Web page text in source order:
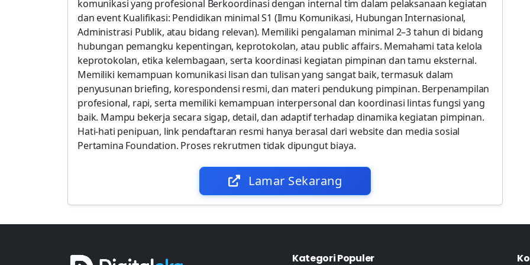
komunikasi yang profesional Berkoordinasi dengan internal tim dalam pelaksanaan kegiatan
dan event Kualifikasi: Pendidikan minimal S1 (Ilmu Komunikasi, Hubungan Internasional,
Administrasi Publik, atau bidang relevan). Memiliki pengalaman minimal 2–3 tahun di bidang
hubungan pemangku kepentingan, keprotokolan, atau public affairs. Memahami tata kelola
keprotokolan, etika kelembagaan, serta koordinasi kegiatan pimpinan dan tamu eksternal.
Memiliki kemampuan komunikasi lisan dan tulisan yang sangat baik, termasuk dalam
penyusunan briefing, korespondensi resmi, dan materi pendukung pimpinan. Berpenampilan
profesional, rapi, serta memiliki kemampuan interpersonal dan koordinasi lintas fungsi yang
baik. Mampu bekerja secara sigap, detail, dan adaptif terhadap dinamika kegiatan pimpinan.
Hati-hati penipuan, link pendaftaran resmi hanya berasal dari website dan media sosial
Pertamina Foundation. Proses rekrutmen tidak dipungut biaya.
Lamar Sekarang
Kategori Populer